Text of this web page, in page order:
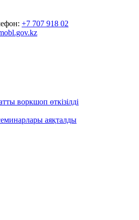
+7 707 918 02
воркшоп өткізілді
аяқталды